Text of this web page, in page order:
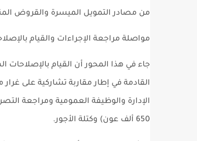
من مصادر التمويل الميسرة والقروض
مواصلة مراجعة الإجراءات والقيام
جاء في هذا المحور أن القيام بالإصلاحات
القادمة في إطار مقاربة تشاركية على
الإدارة والوظيفة العمومية ومراجعة
650 ألف عون) وكتلة الأجور.